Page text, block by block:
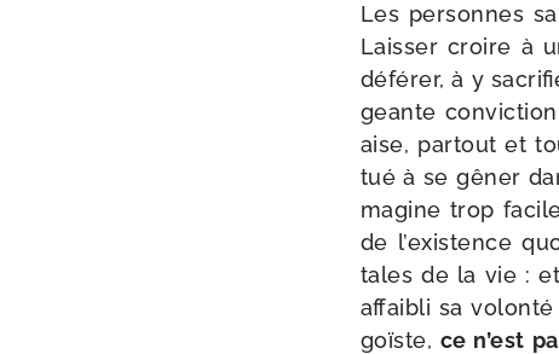
Les per­sonnes
Laisser croire à
défé­rer, à y
geante
aise, par­tout et
tué à se gêner
ma­gine trop
de l’exis­tence
tales de la vie :
affai­bli sa
goïste, ce n’est